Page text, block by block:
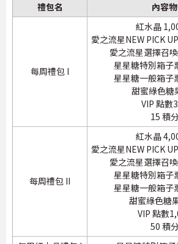
禮包名 內容物
每周禮包 I
紅水晶
愛之流星NEW PICK
愛之流星選擇召
星星糖特別箱子
星星糖一般箱子
甜蜜綠色糖
VIP 點數
15 積
每周禮包 II
紅水晶
愛之流星NEW PICK
愛之流星選擇召
星星糖特別箱子
星星糖一般箱子
甜蜜綠色糖
VIP 點數
50 積